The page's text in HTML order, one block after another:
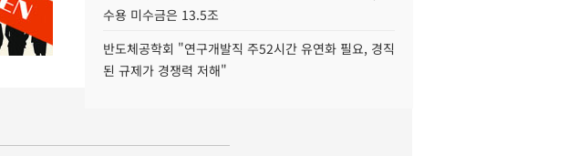
수용 미수금은 13.5조
반도체공학회 "연구개발직 주52시간 유연화 필요, 경직
된 규제가 경쟁력 저해"